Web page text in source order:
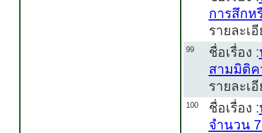
การสึกห
รายละเ
99 ชื่อเรื่อง :
สามมิติค
รายละเ
100 ชื่อเรื่อง :
จำนวน